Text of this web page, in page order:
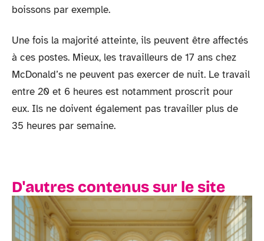
boissons par exemple.
Une fois la majorité atteinte, ils peuvent être affectés
à ces postes. Mieux, les travailleurs de 17 ans chez
McDonald’s ne peuvent pas exercer de nuit. Le travail
entre 20 et 6 heures est notamment proscrit pour
eux. Ils ne doivent également pas travailler plus de
35 heures par semaine.
D'autres contenus sur le site